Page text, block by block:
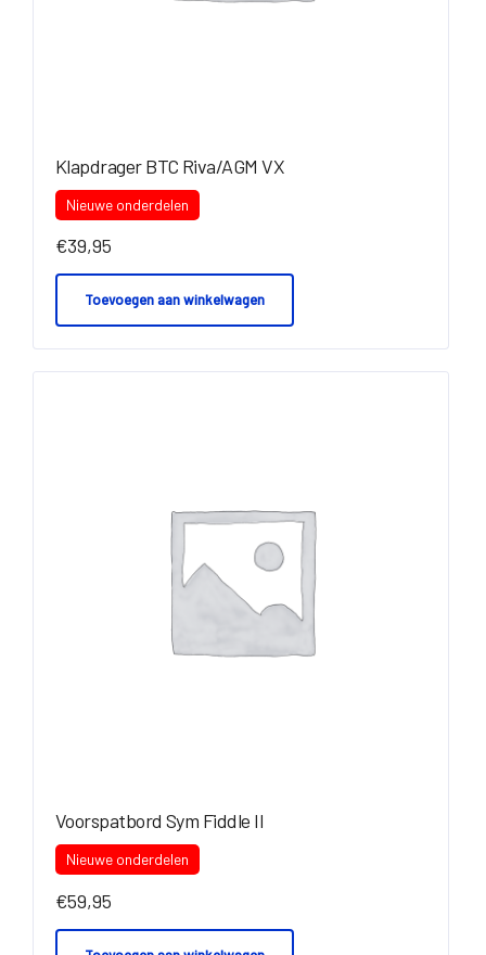
Klapdrager BTC Riva/AGM VX
Nieuwe onderdelen
€39,95
Toevoegen aan winkelwagen
Voorspatbord Sym Fiddle II
Nieuwe onderdelen
€59,95